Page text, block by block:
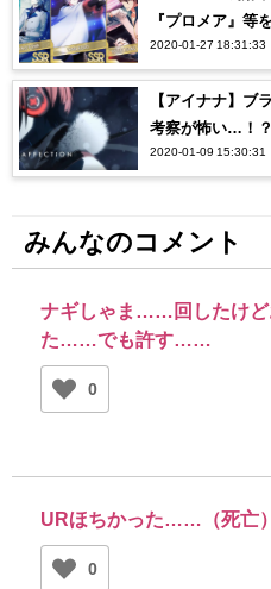
『プロメア』等
ラボにオタク感
2020-01-27 18:31:33
【アイナナ】ブ
考察が怖い…！
2020-01-09 15:30:31
みんなのコメント
ナギしゃま……回したけど
た……でも許す……
0
URほちかった……（死亡）
0